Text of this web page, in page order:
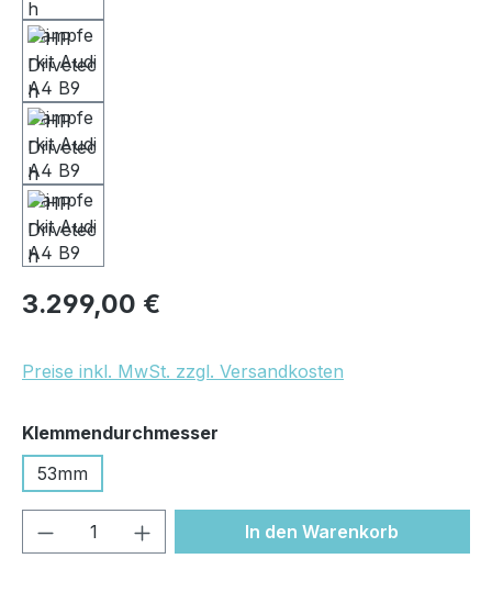
Regulärer Preis:
3.299,00 €
Preise inkl. MwSt. zzgl. Versandkosten
Klemmendurchmesser
53mm
Produkt Anzahl: Gib denIn den Warenkorb